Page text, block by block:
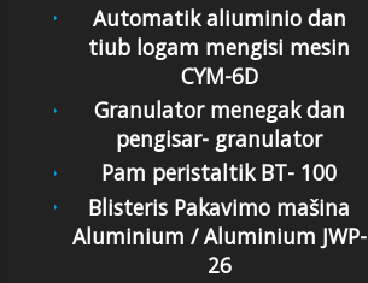
Automatik aliuminio dan
tiub logam mengisi mesin
CYM-6D
Granulator menegak dan
pengisar- granulator
Pam peristaltik BT- 100
Blisteris Pakavimo mašina
Aluminium / Aluminium JWP-
26